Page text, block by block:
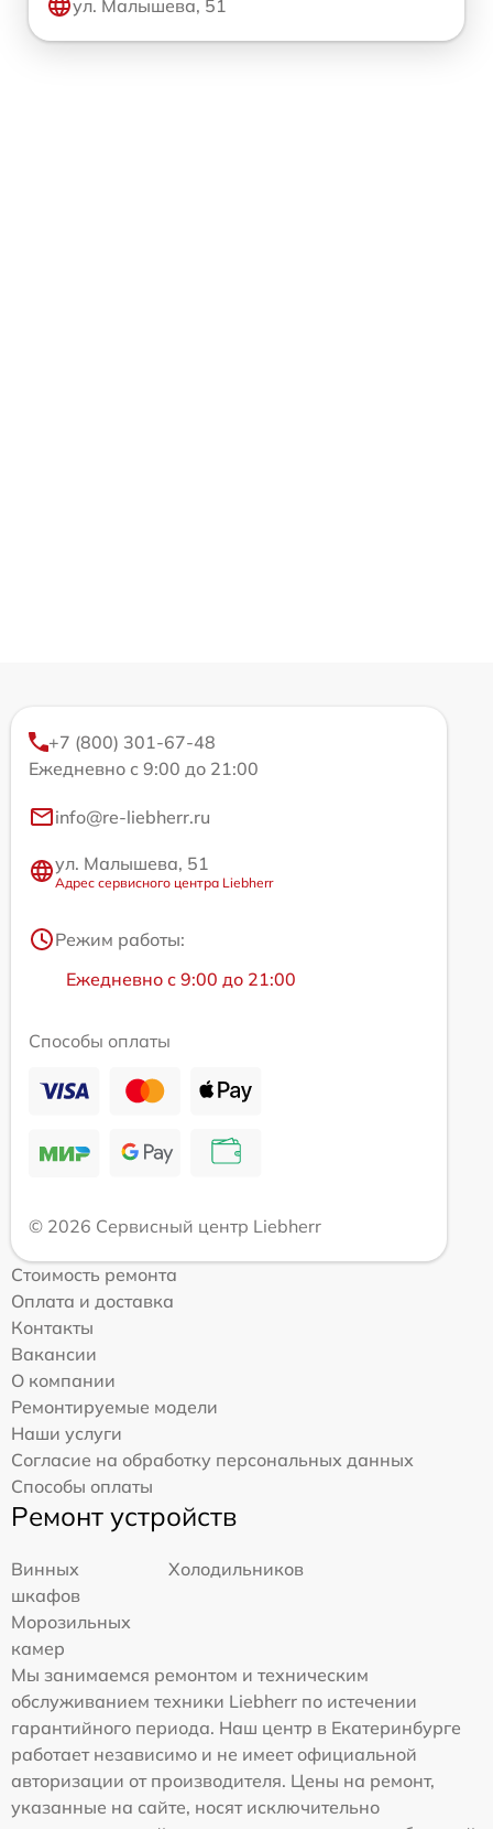
ул. Малышева, 51
+7 (800) 301-67-48
Ежедневно с 9:00 до 21:00
info@re-liebherr.ru
ул. Малышева, 51
Адрес сервисного центра Liebherr
Режим работы:
Ежедневно с 9:00 до 21:00
Способы оплаты
© 2026 Сервисный центр Liebherr
Стоимость ремонта
Оплата и доставка
Контакты
Вакансии
О компании
Ремонтируемые модели
Наши услуги
Согласие на обработку персональных данных
Способы оплаты
Ремонт устройств
Винных
шкафов
Холодильников
Морозильных
камер
Мы занимаемся ремонтом и техническим
обслуживанием техники Liebherr по истечении
гарантийного периода. Наш центр в Екатеринбурге
работает независимо и не имеет официальной
авторизации от производителя. Цены на ремонт,
указанные на сайте, носят исключительно